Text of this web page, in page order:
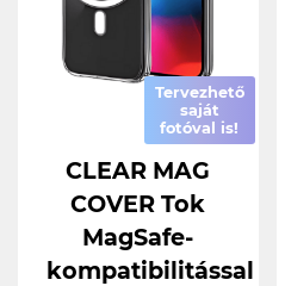
Tervezhető
saját
fotóval is!
CLEAR MAG
COVER Tok
MagSafe-
kompatibilitással